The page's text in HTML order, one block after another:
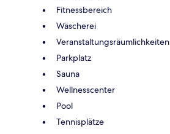
Fitnessbereich
Wäscherei
Veranstaltungsräumlichkeiten
Parkplatz
Sauna
Wellnesscenter
Pool
Tennisplätze